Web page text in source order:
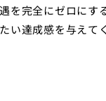
を完全にゼロにす
い達成感を与えて